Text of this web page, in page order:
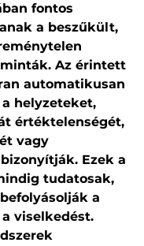
fontos
a beszűkült,
Az érintett
automatikusan
helyzeteket,
értéktelenségét,
vagy
Ezek a
tudatosak,
a
viselkedést.